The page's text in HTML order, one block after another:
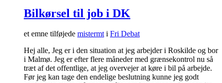
Bilkørsel til job i DK
et emne tilføjede mistermti Fri Debat
Hej alle, Jeg er i den situation at jeg arbejder i Roskilde og bor
i Malmø. Jeg er efter flere måneder med grænsekontrol nu så
træt af det offentlige, at jeg overvejer at køre i bil på arbejde.
Før jeg kan tage den endelige beslutning kunne jeg godt